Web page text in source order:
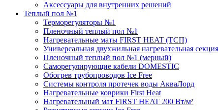
Аксессуары для внутренних решений
Теплый пол №1
Терморегуляторы №1
Пленочный теплый пол №1
Нагревательные маты FIRST HEAT (ТСП)
Универсальная двухжильная нагревательная
Пленочный теплый пол №1 (мерный)
Саморегулирующие кабели DOMESTIC
Обогрев трубопроводов Ice Free
Системы контроля протечек воды АкваЛорд
Нагревательные коврики First Heat
Нагревательный мат FIRST HEAT 200 Вт/м²